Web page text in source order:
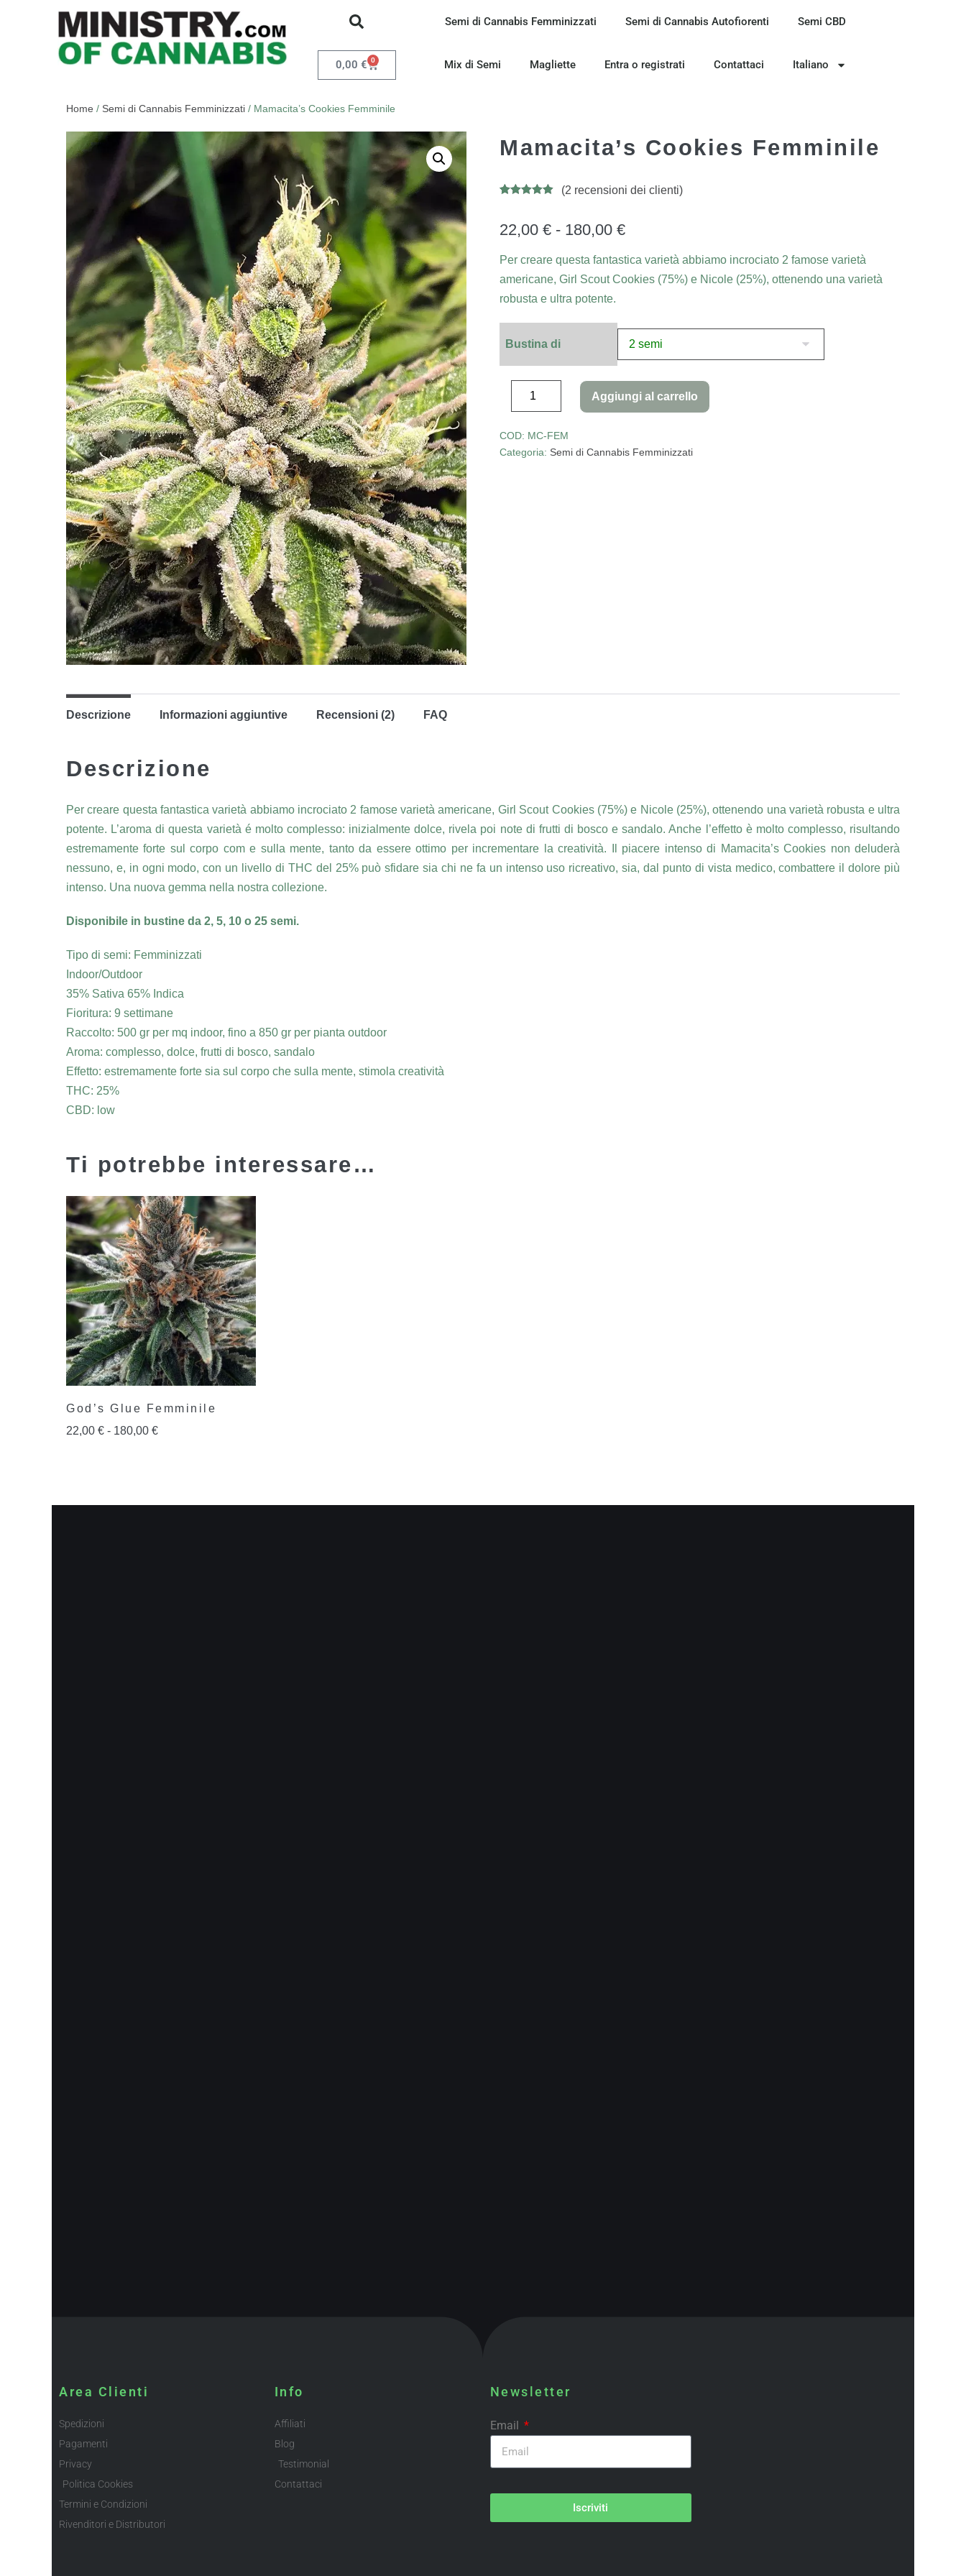
0,00 € 0
Semi di Cannabis Femminizzati Semi di Cannabis Autofiorenti Semi CBD
Mix di Semi Magliette Entra o registrati Contattaci Italiano
Home / Semi di Cannabis Femminizzati / Mamacita’s Cookies Femminile
Mamacita’s Cookies Femminile
su base
di
(2 recensioni dei clienti)
22,00€ - 180,00€
Per creare questa fantastica varietà abbiamo incrociato 2 famose varietà
americane, Girl Scout Cookies (75%) e Nicole (25%), ottenendo una varietà
robusta e ultra potente.
Bustina di
Aggiungi al carrello
COD: MC-FEM
Categoria: Semi di Cannabis Femminizzati
Descrizione Informazioni aggiuntive Recensioni (2) FAQ
Descrizione
Per creare questa fantastica varietà abbiamo incrociato 2 famose varietà americane, Girl Scout Cookies (75%) e Nicole (25%), ottenendo una varietà robusta e ultra
potente. L’aroma di questa varietà é molto complesso: inizialmente dolce, rivela poi note di frutti di bosco e sandalo. Anche l’effetto è molto complesso, risultando
estremamente forte sul corpo com e sulla mente, tanto da essere ottimo per incrementare la creatività. Il piacere intenso di Mamacita’s Cookies non deluderà
nessuno, e, in ogni modo, con un livello di THC del 25% può sfidare sia chi ne fa un intenso uso ricreativo, sia, dal punto di vista medico, combattere il dolore più
intenso. Una nuova gemma nella nostra collezione.
Disponibile in bustine da 2, 5, 10 o 25 semi.
Tipo di semi: Femminizzati
Indoor/Outdoor
35% Sativa 65% Indica
Fioritura: 9 settimane
Raccolto: 500 gr per mq indoor, fino a 850 gr per pianta outdoor
Aroma: complesso, dolce, frutti di bosco, sandalo
Effetto: estremamente forte sia sul corpo che sulla mente, stimola creatività
THC: 25%
CBD: low
Ti potrebbe interessare…
God’s Glue Femminile
22,00 € - 180,00 €
Area Clienti
Spedizioni
Pagamenti
Privacy
Politica Cookies
Termini e Condizioni
Rivenditori e Distributori
Info
Affiliati
Blog
Testimonial
Contattaci
Newsletter
Email
Iscriviti